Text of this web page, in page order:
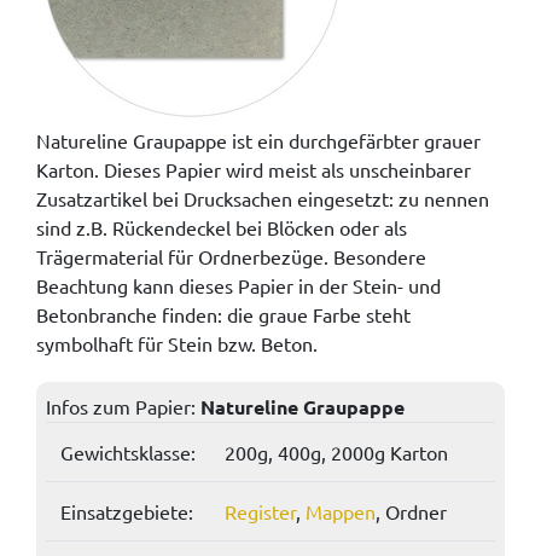
Natureline Graupappe ist ein durchgefärbter grauer
Karton. Dieses Papier wird meist als unscheinbarer
Zusatzartikel bei Drucksachen eingesetzt: zu nennen
sind z.B. Rückendeckel bei Blöcken oder als
Trägermaterial für Ordnerbezüge. Besondere
Beachtung kann dieses Papier in der Stein- und
Betonbranche finden: die graue Farbe steht
symbolhaft für Stein bzw. Beton.
Infos zum Papier: Natureline Graupappe
Gewichtsklasse: 200g, 400g, 2000g Karton
Einsatzgebiete: Register, Mappen , Ordner